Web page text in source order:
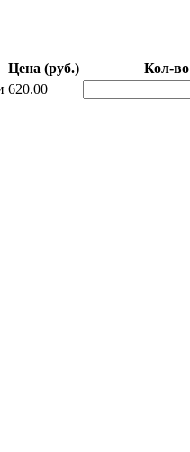
Цена (руб.) Кол-во
620.00